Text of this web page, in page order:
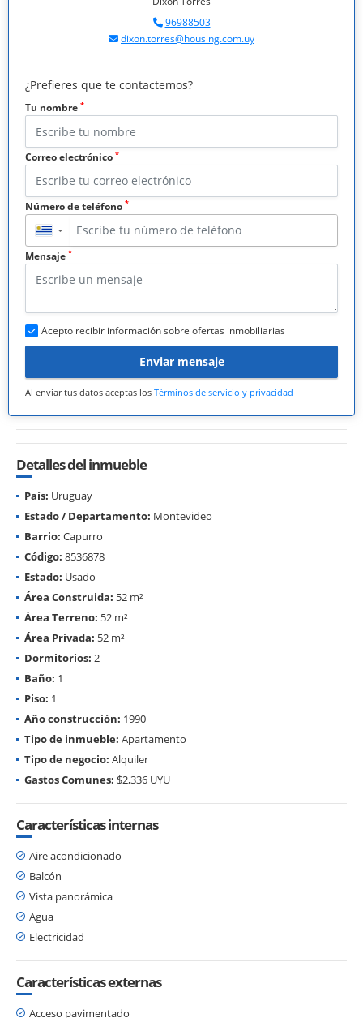
96988503
dixon.torres@housing.com.uy
¿Prefieres que te contactemos?
Tu nombre *
Correo electrónico *
Número de teléfono *
▼
Mensaje *
Acepto recibir información sobre ofertas inmobiliarias
Enviar mensaje
Al enviar tus datos aceptas los Términos de servicio y privacidad
Detalles del inmueble
País: Uruguay
Estado / Departamento: Montevideo
Barrio: Capurro
Código: 8536878
Estado: Usado
Área Construida: 52 m²
Área Terreno: 52 m²
Área Privada: 52 m²
Dormitorios: 2
Baño: 1
Piso: 1
Año construcción: 1990
Tipo de inmueble: Apartamento
Tipo de negocio: Alquiler
Gastos Comunes: $2,336 UYU
Características internas
Aire acondicionado
Balcón
Vista panorámica
Agua
Electricidad
Características externas
Acceso pavimentado